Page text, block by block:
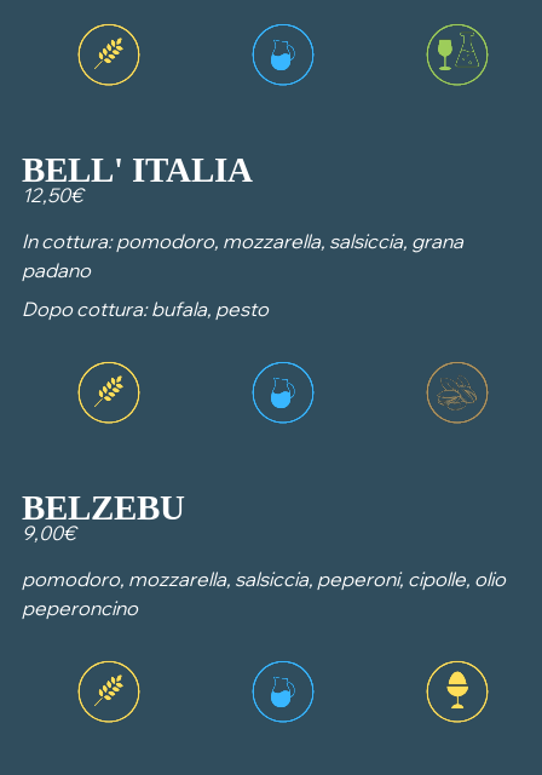
BELL' ITALIA
12,50€
In cottura: pomodoro, mozzarella, salsiccia, grana
padano
Dopo cottura: bufala, pesto
BELZEBU
9,00€
pomodoro, mozzarella, salsiccia, peperoni, cipolle, olio
peperoncino